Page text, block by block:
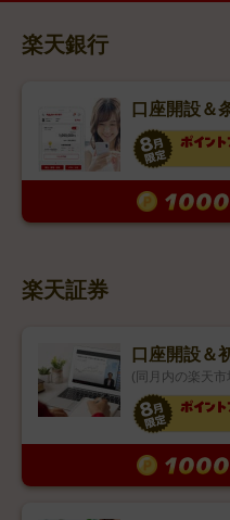
楽天銀行
口座開設＆
楽天証券
口座開設＆
(同月内の楽天